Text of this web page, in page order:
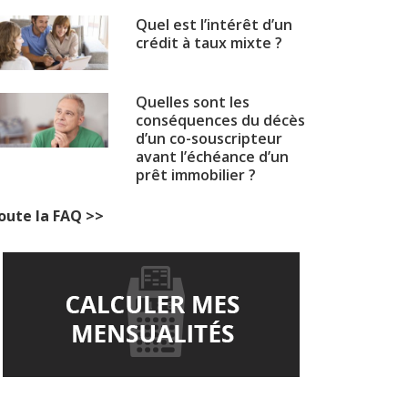
Quel est l’intérêt d’un
crédit à taux mixte ?
Quelles sont les
conséquences du décès
d’un co-souscripteur
avant l’échéance d’un
prêt immobilier ?
la FAQ >>